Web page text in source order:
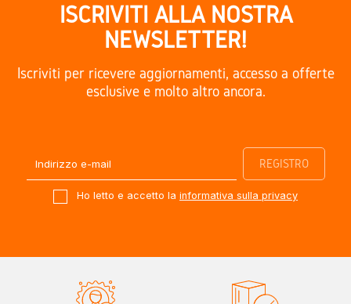
ISCRIVITI ALLA NOSTRA
NEWSLETTER!
Iscriviti per ricevere aggiornamenti, accesso a offerte
esclusive e molto altro ancora.
Ho letto e accetto la informativa sulla privacy